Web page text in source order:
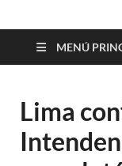
MENÚ
Lima